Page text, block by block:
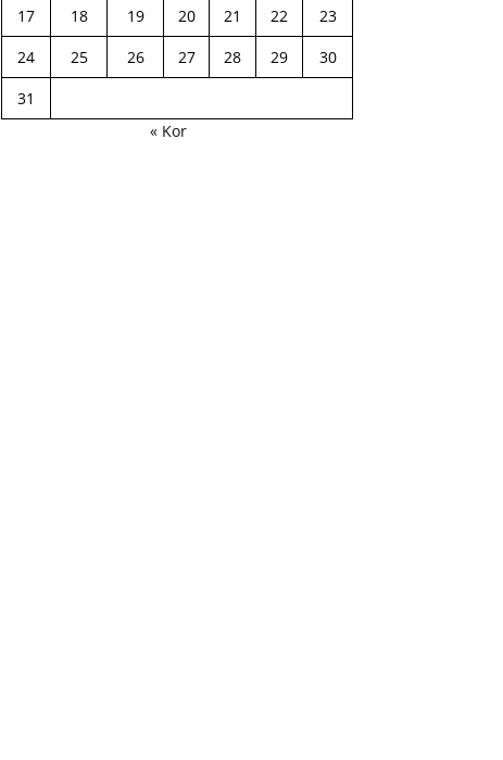
17
18 19 20 21 22
23
24
25 26 27 28 29
30
31
« Kor